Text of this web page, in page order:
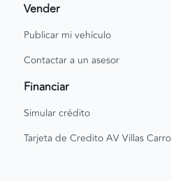
Vender
Publicar mi vehículo
Contactar a un asesor
Financiar
Simular crédito
Tarjeta de Credito AV Villas